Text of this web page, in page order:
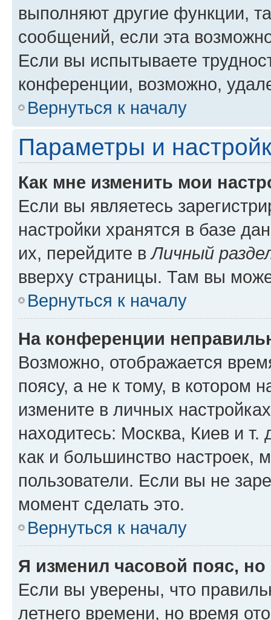
выполняют другие функции,
сообщений, если эта
Если вы испытываете
конференции, возможно,
Вернуться к началу
Параметры и
Как мне изменить мои
Если вы являетесь
настройки хранятся в базе
их, перейдите вЛичный
вверху страницы. Там вы
Вернуться к началу
На конференции
Возможно, отображается
поясу, а не к тому, в котором
измените в личных
находитесь: Москва, Киев и т.
как и большинство настроек,
пользователи. Если вы не
момент сделать это.
Вернуться к началу
Я изменил часовой пояс,
Если вы уверены, что
летнего времени, но время